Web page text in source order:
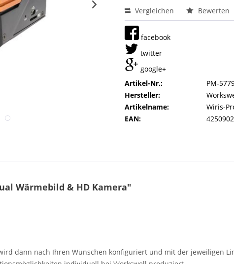
Vergleichen Bewerten
facebook
twitter
google+
Artikel-Nr.:
PM-
Hersteller:
Artikelname:
Wiris-
EAN:
Wärmebild & HD Kamera"
dann nach Ihren Wünschen konfiguriert und mit der jeweiligen